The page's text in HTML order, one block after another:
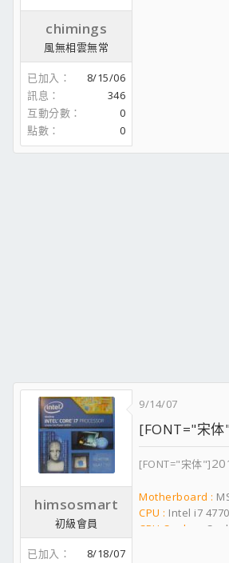
chimings
風無相雲無常
已加入
8/15/06
訊息
346
互動分數
0
點數
0
himsosmart
初級會員
已加入
8/18/07
9/14/07
[FONT="宋体
[FONT="宋体"]
Motherboard :
CPU : Intel i7
CPU Cooler :